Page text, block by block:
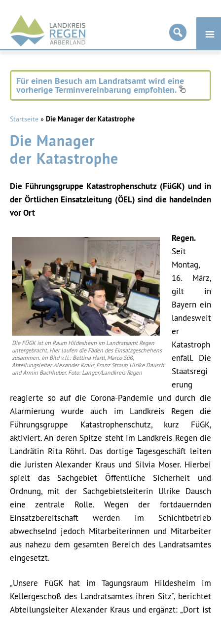
Landkreis
Regen
Für einen Besuch am Landratsamt wird eine
vorherige Terminvereinbarung empfohlen.
Startseite » Die Manager der Katastrophe
Die Manager
der Katastrophe
Die Führungsgruppe Katastrophenschutz (FüGK) und in
der Örtlichen Einsatzleitung (ÖEL) sind die handelnden
vor Ort
Die FÜGK ist im Raum Hildesheim im Landratsamt Regen
untergebracht. Hier laufen die Fäden des Einsatzgeschehens
zusammen. Im Bild v.li.: Bettina Hartl, Marco Süß,
Abteilungsleiter Alexander Kraus, Franz Straub, Ulrike Dausch
und Armin Bachhuber. Foto: Langer/Landkreis Regen
Regen.
Seit
Montag,
16. März,
gilt in
Bayern ein
landesweit
er
Katastroph
enfall. Die
Staatsregi
erung
reagierte so auf die Corona-Pandemie und durch die
Alarmierung wurde auch im Landkreis Regen die
Führungsgruppe Katastrophenschutz, kurz FüGK,
aktiviert. An deren Spitze steht im Landkreis Regen die
Landrätin Rita Röhrl. Das dortige Tagesgeschäft leiten
die Juristen Alexander Kraus und Silvia Moser. Hierbei
spielt das Sachgebiet Öffentliche Sicherheit und
Ordnung, mit der Sachgebietsleiterin Ulrike Dausch
eine zentrale Rolle. Wegen der fortdauernden
Einsatzbereitschaft werden im Schichtbetrieb
abwechselnd jedoch Mitarbeiterinnen und Mitarbeiter
aus nahezu dem gesamten Bereich des Landratsamtes
eingesetzt.
„Unsere FüGK hat im Tagungsraum Hildesheim im
Kellergeschoß des Landratsamtes ihren Sitz“, berichtet
Abteilungsleiter Alexander Kraus und ergänzt: „Dort ist